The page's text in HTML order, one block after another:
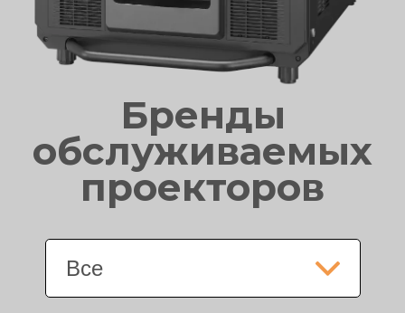
Бренды
обслуживаемых
проекторов
Все